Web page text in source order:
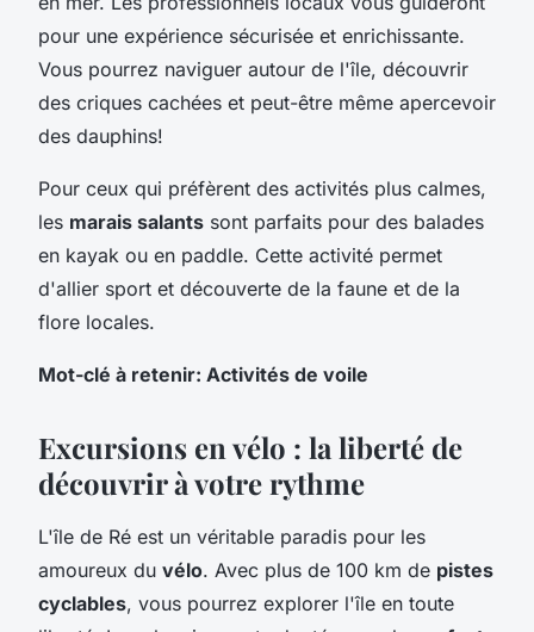
pour une expérience sécurisée et enrichissante.
Vous pourrez naviguer autour de l'île, découvrir
des criques cachées et peut-être même apercevoir
des dauphins!
Pour ceux qui préfèrent des activités plus calmes,
les marais salants sont parfaits pour des balades
en kayak ou en paddle. Cette activité permet
d'allier sport et découverte de la faune et de la
flore locales.
Mot-clé à retenir: Activités de voile
Excursions en vélo : la liberté de
découvrir à votre rythme
L'île de Ré est un véritable paradis pour les
amoureux du vélo. Avec plus de 100 km de pistes
cyclables, vous pourrez explorer l'île en toute